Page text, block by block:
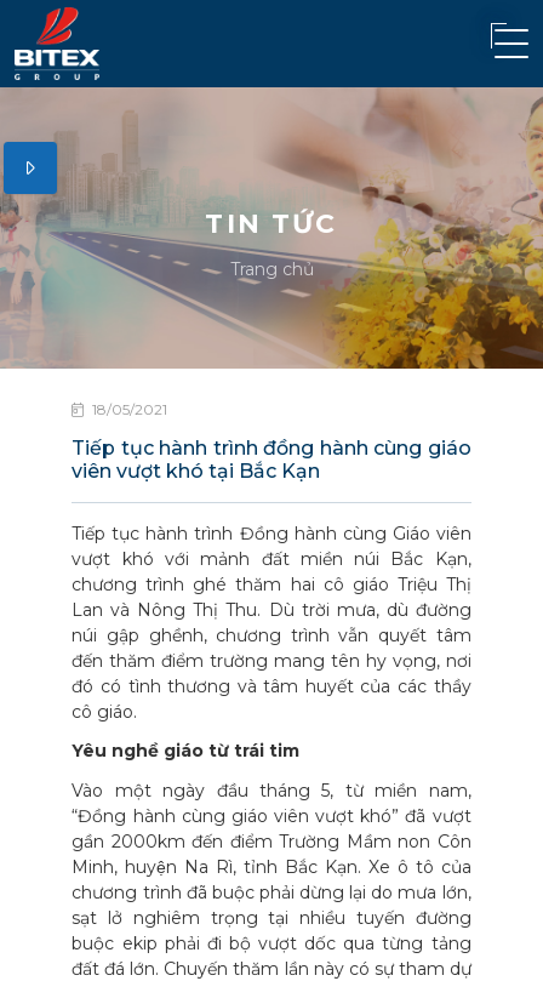
TIN TỨC
Trang chủ
18/05/2021
Tiếp tục hành trình đồng hành cùng giáo
viên vượt khó tại Bắc Kạn
Tiếp tục hành trình Đồng hành cùng Giáo viên
vượt khó với mảnh đất miền núi Bắc Kạn,
chương trình ghé thăm hai cô giáo Triệu Thị
Lan và Nông Thị Thu. Dù trời mưa, dù đường
núi gập ghềnh, chương trình vẫn quyết tâm
đến thăm điểm trường mang tên hy vọng, nơi
đó có tình thương và tâm huyết của các thầy
cô giáo.
Yêu nghề giáo từ trái tim
Vào một ngày đầu tháng 5, từ miền nam,
“Đồng hành cùng giáo viên vượt khó” đã vượt
gần 2000km đến điểm Trường Mầm non Côn
Minh, huyện Na Rì, tỉnh Bắc Kạn. Xe ô tô của
chương trình đã buộc phải dừng lại do mưa lớn,
sạt lở nghiêm trọng tại nhiều tuyến đường
buộc ekip phải đi bộ vượt dốc qua từng tảng
đất đá lớn. Chuyến thăm lần này có sự tham dự